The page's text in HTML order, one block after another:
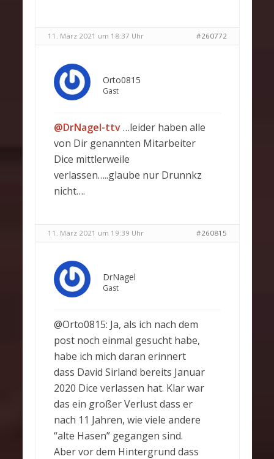
11. März 2021 um 18:37 Uhr #260772
Orto0815
Gast
@DrNagel-ttv…leider haben alle
von Dir genannten Mitarbeiter
Dice mittlerweile
verlassen…..glaube nur Drunnkz
nicht….
11. März 2021 um 19:39 Uhr #260815
DrNagel
Gast
@Orto0815: Ja, als ich nach dem
post noch einmal gesucht habe,
habe ich mich daran erinnert
dass David Sirland bereits Januar
2020 Dice verlassen hat. Klar war
das ein großer Verlust dass er
nach 11 Jahren, wie viele andere
“alte Hasen” gegangen sind.
Aber vor dem Hintergrund dass